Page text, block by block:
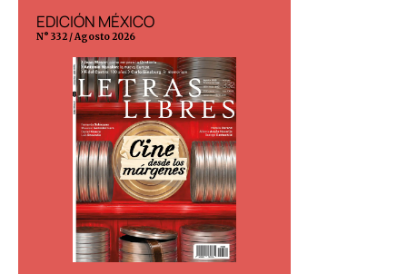
EDICIÓN MÉXICO
N° 332 / Agosto 2026